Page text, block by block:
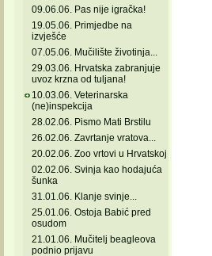
09.06.06. Pas nije igračka!
19.05.06. Primjedbe na
izvješće
07.05.06. Mučilište životinja...
29.03.06. Hrvatska zabranjuje
uvoz krzna od tuljana!
10.03.06. Veterinarska
(ne)inspekcija
28.02.06. Pismo Mati Brstilu
26.02.06. Zavrtanje vratova...
20.02.06. Zoo vrtovi u Hrvatskoj
02.02.06. Svinja kao hodajuća
šunka
31.01.06. Klanje svinje...
25.01.06. Ostoja Babić pred
osudom
21.01.06. Mučitelj beagleova
podnio prijavu